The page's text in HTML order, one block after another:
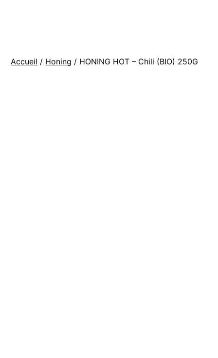
de
Accueil / Honing / HONING HOT – Chili (BIO) 250G